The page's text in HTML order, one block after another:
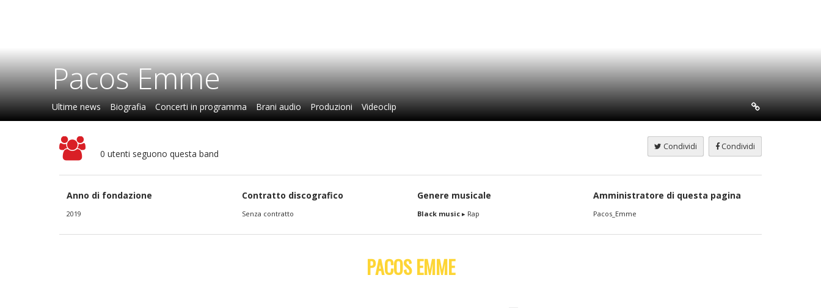
Pacos Emme
Ultime news Biografia Concerti in programma Brani audio Produzioni Videoclip
0 utenti seguono questa band
Condividi
Condividi
Anno di fondazione
2019
Contratto discografico
Senza contratto
Genere musicale
Black music ▸ Rap
Amministratore di questa pagina
Pacos_Emme
PACOS EMME